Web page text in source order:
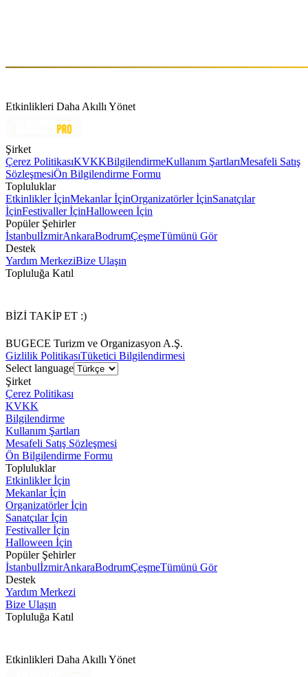
Etkinlikleri Daha Akıllı Yönet
Şirket
Çerez PolitikasıKVKKBilgilendirmeKullanım ŞartlarıMesafeli Satış
SözleşmesiÖn Bilgilendirme Formu
Topluluklar
Etkinlikler İçinMekanlar İçinOrganizatörler İçinSanatçılar
İçinFestivaller İçinHalloween İçin
Popüler Şehirler
İstanbulİzmirAnkaraBodrumÇeşmeTümünü Gör
Destek
Yardım MerkeziBize Ulaşın
Topluluğa Katıl
BİZİ TAKİP ET :)
BUGECE Turizm ve Organizasyon A.Ş.
Gizlilik PolitikasıTüketici Bilgilendirmesi
Select language
Şirket
Çerez Politikası
KVKK
Bilgilendirme
Kullanım Şartları
Mesafeli Satış Sözleşmesi
Ön Bilgilendirme Formu
Topluluklar
Etkinlikler İçin
Mekanlar İçin
Organizatörler İçin
Sanatçılar İçin
Festivaller İçin
Halloween İçin
Popüler Şehirler
İstanbulİzmirAnkaraBodrumÇeşmeTümünü Gör
Destek
Yardım Merkezi
Bize Ulaşın
Topluluğa Katıl
Etkinlikleri Daha Akıllı Yönet